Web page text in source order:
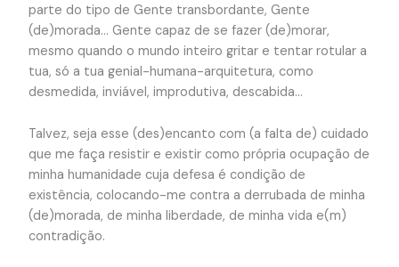
parte do tipo de Gente transbordante, Gente
(de)morada… Gente capaz de se fazer (de)morar,
mesmo quando o mundo inteiro gritar e tentar rotular a
tua, só a tua genial-humana-arquitetura, como
desmedida, inviável, improdutiva, descabida…
Talvez, seja esse (des)encanto com (a falta de) cuidado
que me faça resistir e existir como própria ocupação de
minha humanidade cuja defesa é condição de
existência, colocando-me contra a derrubada de minha
(de)morada, de minha liberdade, de minha vida e(m)
contradição.